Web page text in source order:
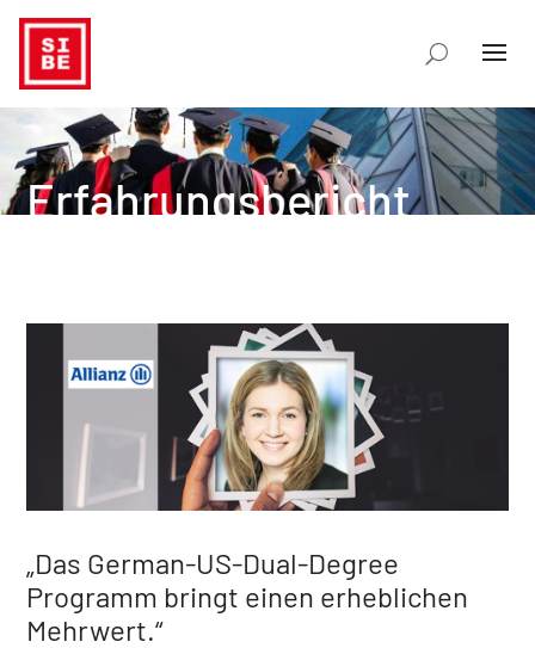
Erfahrungsbericht
„Das German-US-Dual-Degree
Programm bringt einen erheblichen
Mehrwert.“